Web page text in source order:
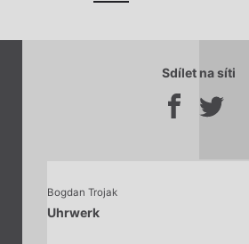
Sdílet na síti
Bogdan Trojak
Uhrwerk